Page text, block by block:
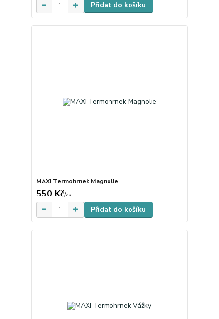
Přidat do košíku
MAXI Termohrnek Magnolie
550 Kč/ks
Přidat do košíku